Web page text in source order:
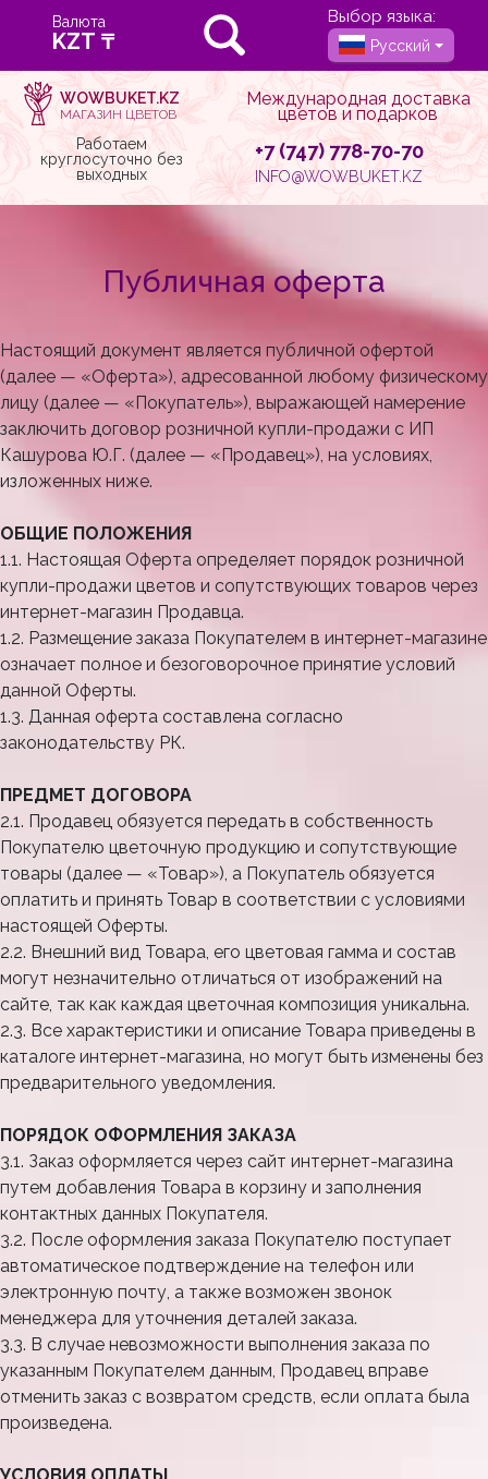
Валюта Выбор языка:
Русский
WOWBUKET.KZ
МАГАЗИН ЦВЕТОВ
Международная доставка
цветов и подарков
Работаем
круглосуточно без
выходных
+7 (747) 778-70-70
INFO@WOWBUKET.KZ
Публичная оферта
Настоящий документ является публичной офертой
(далее — «Оферта»), адресованной любому физическому
лицу (далее — «Покупатель»), выражающей намерение
заключить договор розничной купли-продажи с ИП
Кашурова Ю.Г. (далее — «Продавец»), на условиях,
изложенных ниже.
ОБЩИЕ ПОЛОЖЕНИЯ
1.1. Настоящая Оферта определяет порядок розничной
купли-продажи цветов и сопутствующих товаров через
интернет-магазин Продавца.
1.2. Размещение заказа Покупателем в интернет-магазине
означает полное и безоговорочное принятие условий
данной Оферты.
1.3. Данная оферта составлена согласно
законодательству РК.
ПРЕДМЕТ ДОГОВОРА
2.1. Продавец обязуется передать в собственность
Покупателю цветочную продукцию и сопутствующие
товары (далее — «Товар»), а Покупатель обязуется
оплатить и принять Товар в соответствии с условиями
настоящей Оферты.
2.2. Внешний вид Товара, его цветовая гамма и состав
могут незначительно отличаться от изображений на
сайте, так как каждая цветочная композиция уникальна.
2.3. Все характеристики и описание Товара приведены в
каталоге интернет-магазина, но могут быть изменены без
предварительного уведомления.
ПОРЯДОК ОФОРМЛЕНИЯ ЗАКАЗА
3.1. Заказ оформляется через сайт интернет-магазина
путем добавления Товара в корзину и заполнения
контактных данных Покупателя.
3.2. После оформления заказа Покупателю поступает
автоматическое подтверждение на телефон или
электронную почту, а также возможен звонок
менеджера для уточнения деталей заказа.
3.3. В случае невозможности выполнения заказа по
указанным Покупателем данным, Продавец вправе
отменить заказ с возвратом средств, если оплата была
произведена.